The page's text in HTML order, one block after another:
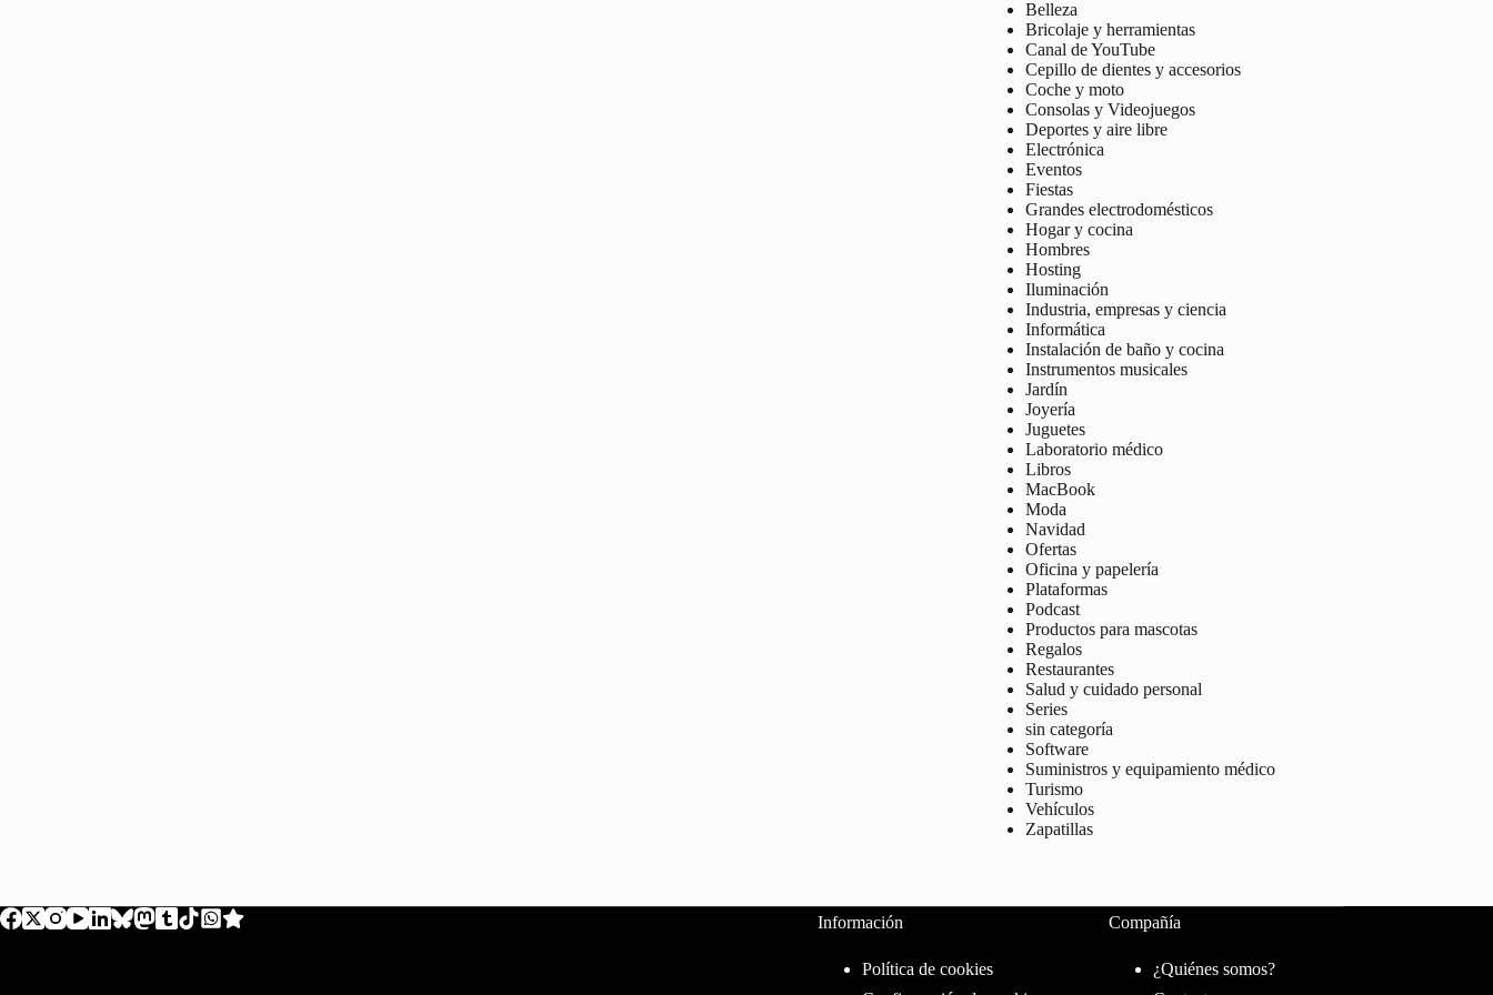
Belleza
Bricolaje y herramientas
Canal de YouTube
Cepillo de dientes y accesorios
Coche y moto
Consolas y Videojuegos
Deportes y aire libre
Electrónica
Eventos
Fiestas
Grandes electrodomésticos
Hogar y cocina
Hombres
Hosting
Iluminación
Industria, empresas y ciencia
Informática
Instalación de baño y cocina
Instrumentos musicales
Jardín
Joyería
Juguetes
Laboratorio médico
Libros
MacBook
Moda
Navidad
Ofertas
Oficina y papelería
Plataformas
Podcast
Productos para mascotas
Regalos
Restaurantes
Salud y cuidado personal
Series
sin categoría
Software
Suministros y equipamiento médico
Turismo
Vehículos
Zapatillas
Información
Política de cookies
Compañía
¿Quiénes somos?